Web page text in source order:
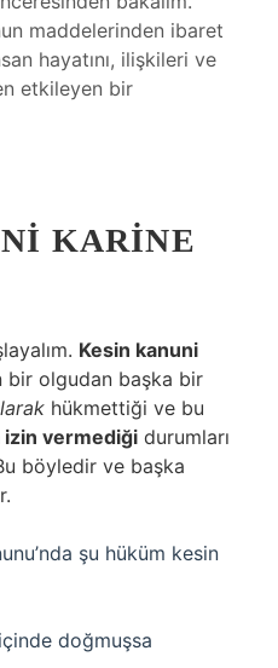
maddelerinden ibaret
hayatını, ilişkileri ve
etkileyen bir
KARINE
Kesin kanuni
bir olgudan başka bir
hükmettiği ve bu
izin vermediği durumları
böyledir ve başka
şu hüküm kesin
doğmuşsa